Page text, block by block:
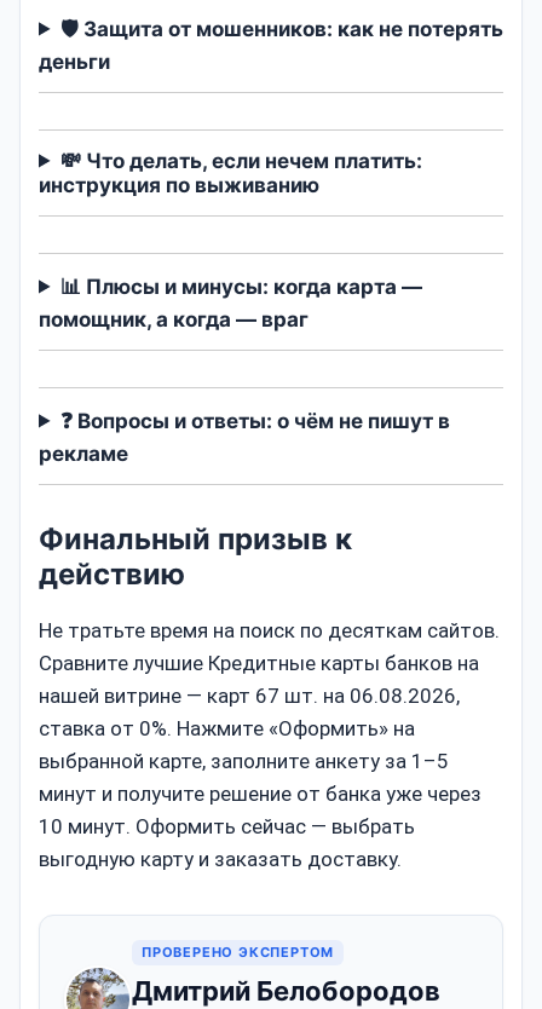
🛡️ Защита от мошенников: как не потерять
деньги
💸 Что делать, если нечем платить:
инструкция по выживанию
📊 Плюсы и минусы: когда карта —
помощник, а когда — враг
❓ Вопросы и ответы: о чём не пишут в
рекламе
Финальный призыв к
действию
Не тратьте время на поиск по десяткам сайтов.
Сравните лучшие Кредитные карты банков на
нашей витрине — карт 67 шт. на 06.08.2026,
ставка от 0%. Нажмите «Оформить» на
выбранной карте, заполните анкету за 1–5
минут и получите решение от банка уже через
10 минут. Оформить сейчас — выбрать
выгодную карту и заказать доставку.
ПРОВЕРЕНО ЭКСПЕРТОМ
Дмитрий Белобородов